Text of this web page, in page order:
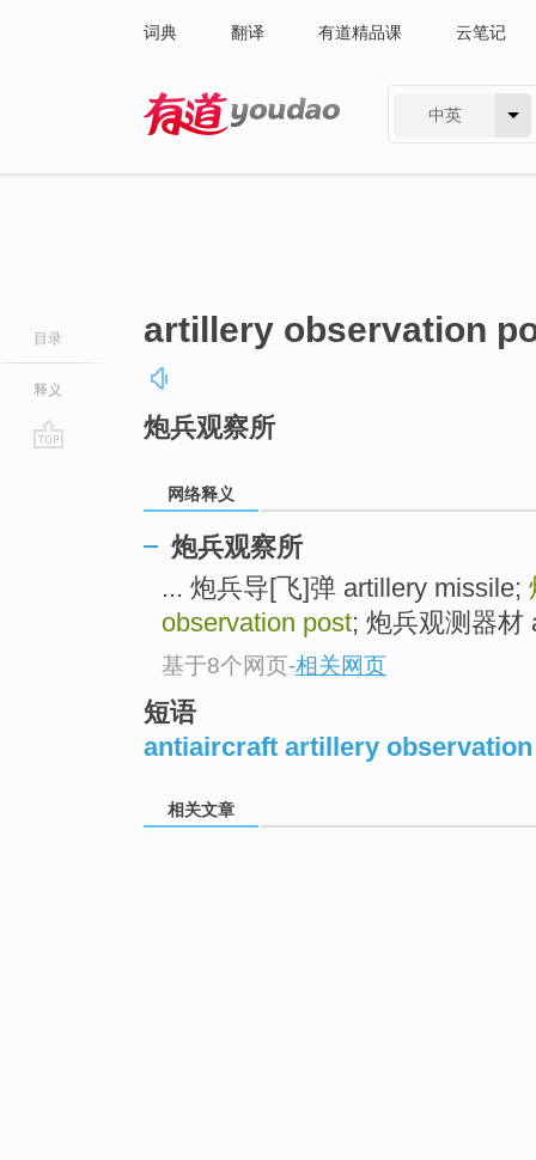
词典 翻译 有道精品课 云笔记
中英
目录
释义
artillery observation
炮兵观察所
网络释义
炮兵观察所
... 炮兵导[飞]弹 artillery missile;
observation post; 炮兵观测器材
基于8个网页-相关网页
短语
antiaircraft artillery
相关文章